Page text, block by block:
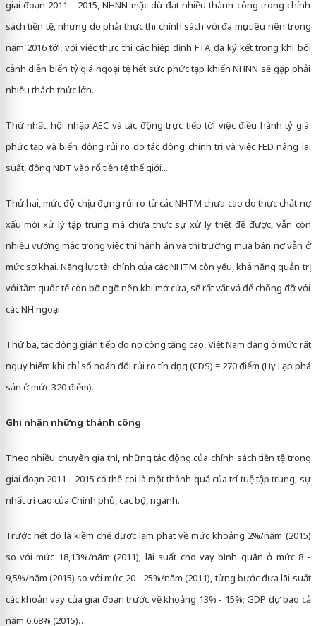
giai đoạn 2011 - 2015, NHNN mặc dù đạt nhiều thành công trong chính
sách tiền tệ, nhưng do phải thực thi chính sách với đa mục tiêu nên trong
năm 2016 tới, với việc thực thi các hiệp định FTA đã ký kết trong khi bối
cảnh diễn biến tỷ giá ngoại tệ hết sức phức tạp khiến NHNN sẽ gặp phải
nhiều thách thức lớn.
Thứ nhất, hội nhập AEC và tác động trực tiếp tới việc điều hành tỷ giá:
phức tạp và biến động rủi ro do tác động chính trị và việc FED nâng lãi
suất, đồng NDT vào rổ tiền tệ thế giới...
Thứ hai, mức độ chịu đựng rủi ro từ các NHTM chưa cao do thực chất nợ
xấu mới xử lý tập trung mà chưa thực sự xử lý triệt để được, vẫn còn
nhiều vướng mắc trong việc thi hành án và thị trường mua bán nợ vẫn ở
mức sơ khai. Năng lực tài chính của các NHTM còn yếu, khả năng quản trị
với tầm quốc tế còn bỡ ngỡ nên khi mở cửa, sẽ rất vất vả để chống đỡ với
các NH ngoại.
Thứ ba, tác động gián tiếp do nợ công tăng cao, Việt Nam đang ở mức rất
nguy hiểm khi chỉ số hoán đổi rủi ro tín dụng (CDS) = 270 điểm (Hy Lạp phá
sản ở mức 320 điểm).
Ghi nhận những thành công
Theo nhiều chuyên gia thì, những tác động của chính sách tiền tệ trong
giai đoạn 2011 - 2015 có thể coi là một thành quả của trí tuệ tập trung, sự
nhất trí cao của Chính phủ, các bộ, ngành.
Trước hết đó là kiềm chế được lạm phát về mức khoảng 2%/năm (2015)
so với mức 18,13%/năm (2011); lãi suất cho vay bình quân ở mức 8 -
9,5%/năm (2015) so với mức 20 - 25%/năm (2011), từng bước đưa lãi suất
các khoản vay của giai đoạn trước về khoảng 13% - 15%; GDP dự báo cả
năm 6,68% (2015)…